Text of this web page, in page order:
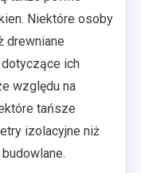
Niektóre osoby
drewniane
ich
względu na
tańsze
izolacyjne niż